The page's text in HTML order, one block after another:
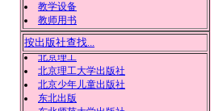
教学设备
教师用书
按出版社查找...
安徽美术出版社
北方妇女儿童出版社
北京教育
北京理工
北京理工大学出版社
北京少年儿童出版社
东北出版